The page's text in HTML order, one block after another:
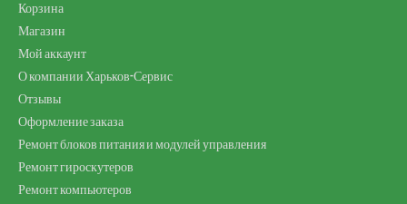
Корзина
Магазин
Мой аккаунт
О компании Харьков-Сервис
Отзывы
Оформление заказа
Ремонт блоков питания и модулей управления
Ремонт гироскутеров
Ремонт компьютеров